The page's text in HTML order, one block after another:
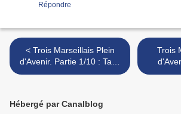
Répondre
< Trois Marseillais Plein
d'Avenir. Partie 1/10 : Tany
Zampa
Trois
Hébergé par Canalblog